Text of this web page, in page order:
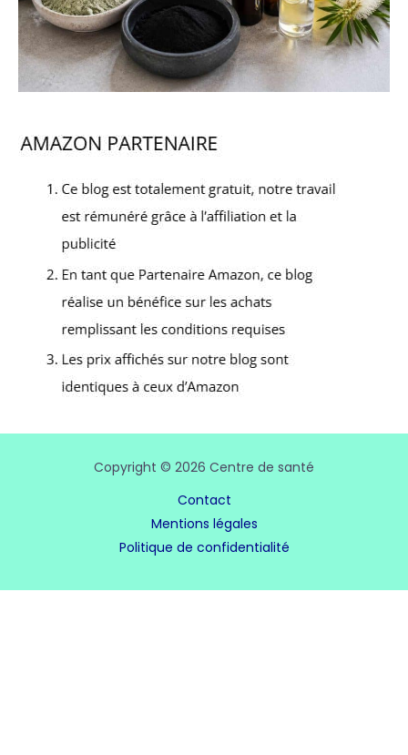
Copyright © 2026 Centre de santé
Contact
Mentions légales
Politique de confidentialité